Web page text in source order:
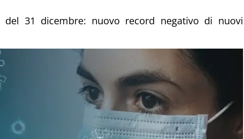
del 31 dicembre: nuovo record negativo di nuovi